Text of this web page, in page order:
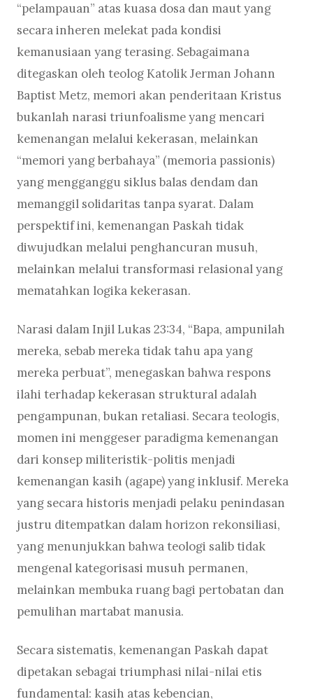
“pelampauan” atas kuasa dosa dan maut yang
secara inheren melekat pada kondisi
kemanusiaan yang terasing. Sebagaimana
ditegaskan oleh teolog Katolik Jerman Johann
Baptist Metz, memori akan penderitaan Kristus
bukanlah narasi triunfoalisme yang mencari
kemenangan melalui kekerasan, melainkan
“memori yang berbahaya” (memoria passionis)
yang mengganggu siklus balas dendam dan
memanggil solidaritas tanpa syarat. Dalam
perspektif ini, kemenangan Paskah tidak
diwujudkan melalui penghancuran musuh,
melainkan melalui transformasi relasional yang
mematahkan logika kekerasan.
Narasi dalam Injil Lukas 23:34, “Bapa, ampunilah
mereka, sebab mereka tidak tahu apa yang
mereka perbuat”, menegaskan bahwa respons
ilahi terhadap kekerasan struktural adalah
pengampunan, bukan retaliasi. Secara teologis,
momen ini menggeser paradigma kemenangan
dari konsep militeristik-politis menjadi
kemenangan kasih (agape) yang inklusif. Mereka
yang secara historis menjadi pelaku penindasan
justru ditempatkan dalam horizon rekonsiliasi,
yang menunjukkan bahwa teologi salib tidak
mengenal kategorisasi musuh permanen,
melainkan membuka ruang bagi pertobatan dan
pemulihan martabat manusia.
Secara sistematis, kemenangan Paskah dapat
dipetakan sebagai triumphasi nilai-nilai etis
fundamental: kasih atas kebencian,